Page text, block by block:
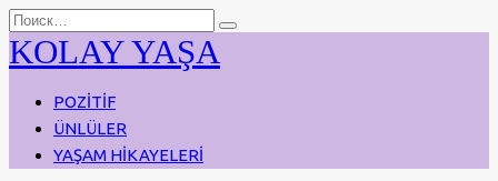
Перейти
к
содержанию
Search
for:
KOLAY YAŞA
POZİTİF
ÜNLÜLER
YAŞAM HİKAYELERİ